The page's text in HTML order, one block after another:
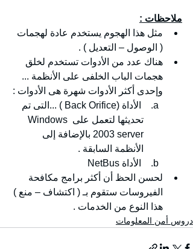
ملاحظات :
مثل هذا الهجوم يستخدم عادة لهجمات
( الوصول – التعديل ) .
هناك عدد من الأدوات تستخدم لخلق
هجمات الباب الخلفى على الأنظمة ...
وإحدى أكثر الأدوات شهرة هى الأدوات :
الأداة (Back Orifice ) ...التى تم
تحديثها لتعمل على Windows
2003 server بالإضافة إلى
الأنظمة السابقة .
لحسن الحظ أن أكثر برامج مكافحة
الفيروسات ستقوم بـ ( اكتشاف – منع )
هذا النوع من الخدمات .
دروس أمن المعلومات